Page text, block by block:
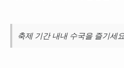
축제 기간 내내 수국을 즐기세